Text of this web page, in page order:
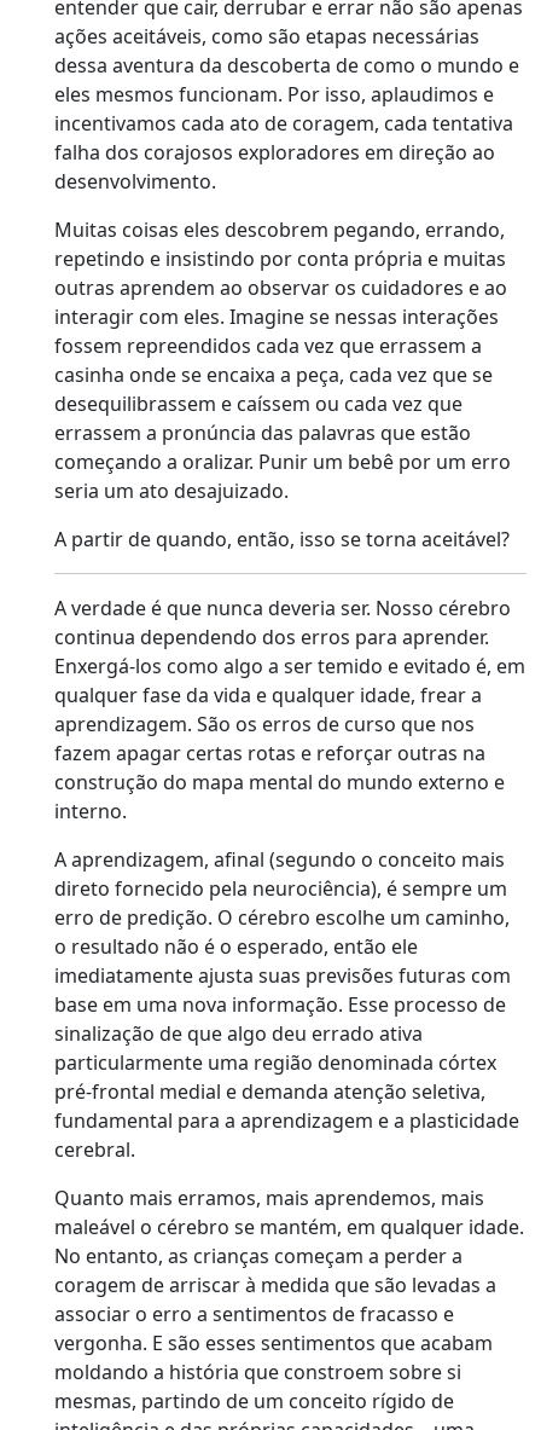
entender que cair, derrubar e errar não são apenas
ações aceitáveis, como são etapas necessárias
dessa aventura da descoberta de como o mundo e
eles mesmos funcionam. Por isso, aplaudimos e
incentivamos cada ato de coragem, cada tentativa
falha dos corajosos exploradores em direção ao
desenvolvimento.
Muitas coisas eles descobrem pegando, errando,
repetindo e insistindo por conta própria e muitas
outras aprendem ao observar os cuidadores e ao
interagir com eles. Imagine se nessas interações
fossem repreendidos cada vez que errassem a
casinha onde se encaixa a peça, cada vez que se
desequilibrassem e caíssem ou cada vez que
errassem a pronúncia das palavras que estão
começando a oralizar. Punir um bebê por um erro
seria um ato desajuizado.
A partir de quando, então, isso se torna aceitável?
A verdade é que nunca deveria ser. Nosso cérebro
continua dependendo dos erros para aprender.
Enxergá-los como algo a ser temido e evitado é, em
qualquer fase da vida e qualquer idade, frear a
aprendizagem. São os erros de curso que nos
fazem apagar certas rotas e reforçar outras na
construção do mapa mental do mundo externo e
interno.
A aprendizagem, afinal (segundo o conceito mais
direto fornecido pela neurociência), é sempre um
erro de predição. O cérebro escolhe um caminho,
o resultado não é o esperado, então ele
imediatamente ajusta suas previsões futuras com
base em uma nova informação. Esse processo de
sinalização de que algo deu errado ativa
particularmente uma região denominada córtex
pré-frontal medial e demanda atenção seletiva,
fundamental para a aprendizagem e a plasticidade
cerebral.
Quanto mais erramos, mais aprendemos, mais
maleável o cérebro se mantém, em qualquer idade.
No entanto, as crianças começam a perder a
coragem de arriscar à medida que são levadas a
associar o erro a sentimentos de fracasso e
vergonha. E são esses sentimentos que acabam
moldando a história que constroem sobre si
mesmas, partindo de um conceito rígido de